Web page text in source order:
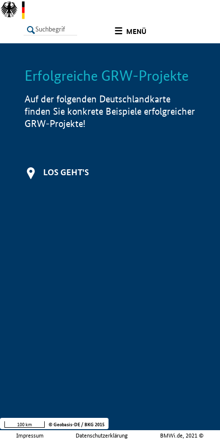
MENÜ
LISTE Info
Erfolgreiche GRW-Projekte
Auf der folgenden Deutschlandkarte
finden Sie konkrete Beispiele erfolgreicher
GRW-Projekte!
LOS GEHT'S
Impressum Datenschutzerklärung BMWi.de, 2021 ©
100 km © Geobasis-DE / BKG 2015